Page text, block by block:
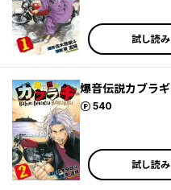
試し読み
爆音伝説カブラギ
540
ポイント
試し読み